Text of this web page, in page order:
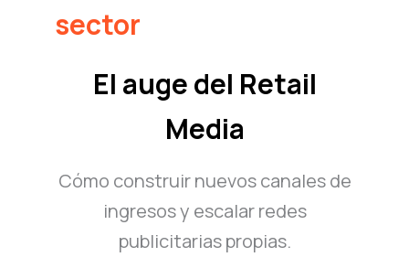
sector
El auge del Retail
Media
Cómo construir nuevos canales de
ingresos y escalar redes
publicitarias propias.